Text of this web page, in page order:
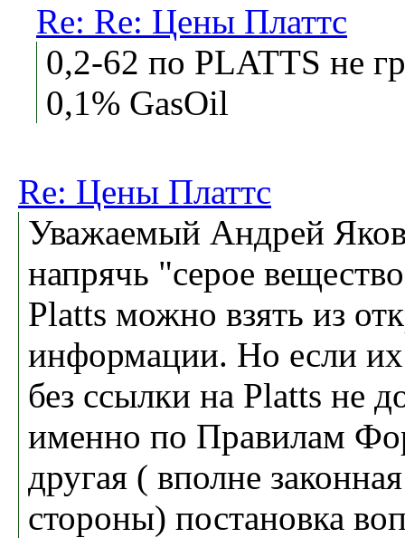
Re: Re: Цены Платтс
0,2-62 по PLATTS не
0,1% GasOil
Re: Цены Платтс
Уважаемый Андрей
напрячь "серое
Platts можно взять из
информации. Но если их
без ссылки на Platts не
именно по Правилам
другая ( вполне
стороны) постановка